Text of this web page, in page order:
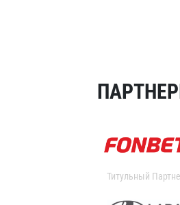
Титульный